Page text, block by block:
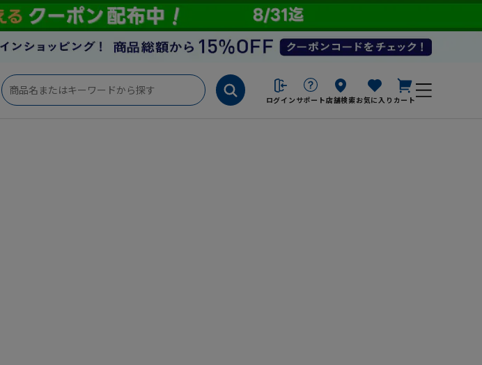
ログイン サポート店舗検索お気に入り カート